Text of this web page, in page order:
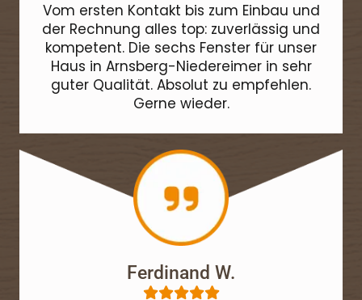
Vom ersten Kontakt bis zum Einbau und
der Rechnung alles top: zuverlässig und
kompetent. Die sechs Fenster für unser
Haus in Arnsberg-Niedereimer in sehr
guter Qualität. Absolut zu empfehlen.
Gerne wieder.
Ferdinand W.
